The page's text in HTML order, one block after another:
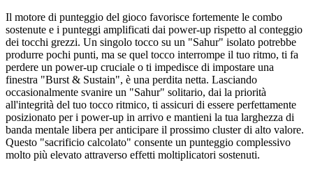
Il motore di punteggio del gioco favorisce fortemente le combo
sostenute e i punteggi amplificati dai power-up rispetto al conteggio
dei tocchi grezzi. Un singolo tocco su un "Sahur" isolato potrebbe
produrre pochi punti, ma se quel tocco interrompe il tuo ritmo, ti fa
perdere un power-up cruciale o ti impedisce di impostare una
finestra "Burst & Sustain", è una perdita netta. Lasciando
occasionalmente svanire un "Sahur" solitario, dai la priorità
all'integrità del tuo tocco ritmico, ti assicuri di essere perfettamente
posizionato per i power-up in arrivo e mantieni la tua larghezza di
banda mentale libera per anticipare il prossimo cluster di alto valore.
Questo "sacrificio calcolato" consente un punteggio complessivo
molto più elevato attraverso effetti moltiplicatori sostenuti.